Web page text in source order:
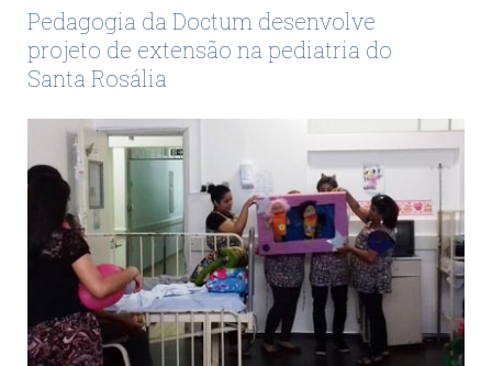
Pedagogia da Doctum desenvolve
projeto de extensão na pediatria do
Santa Rosália